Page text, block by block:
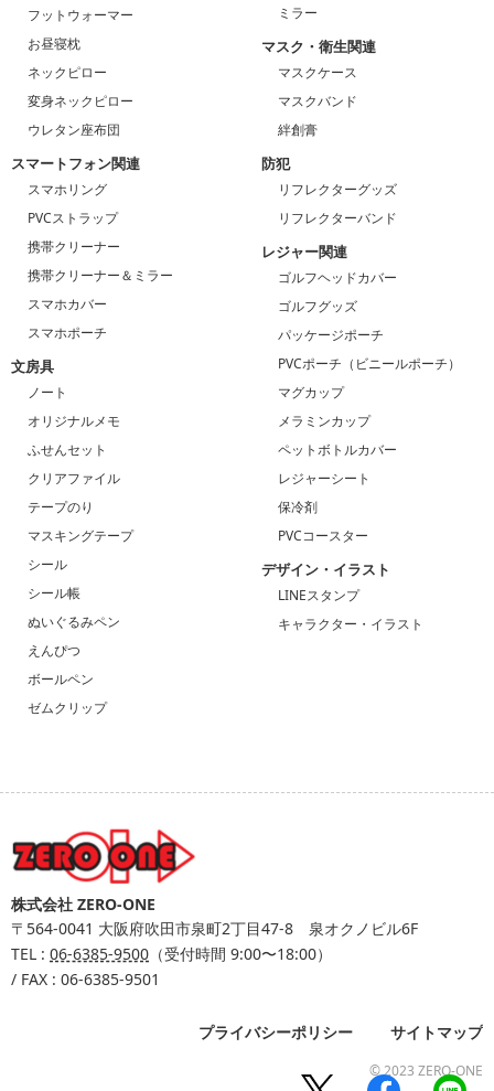
フットウォーマー
お昼寝枕
ネックピロー
変身ネックピロー
ウレタン座布団
スマートフォン関連
スマホリング
PVCストラップ
携帯クリーナー
携帯クリーナー＆ミラー
スマホカバー
スマホポーチ
文房具
ノート
オリジナルメモ
ふせんセット
クリアファイル
テープのり
マスキングテープ
シール
シール帳
ぬいぐるみペン
えんぴつ
ボールペン
ゼムクリップ
ミラー
マスク・衛生関連
マスクケース
マスクバンド
絆創膏
防犯
リフレクターグッズ
リフレクターバンド
レジャー関連
ゴルフヘッドカバー
ゴルフグッズ
パッケージポーチ
PVCポーチ（ビニールポーチ）
マグカップ
メラミンカップ
ペットボトルカバー
レジャーシート
保冷剤
PVCコースター
デザイン・イラスト
LINEスタンプ
キャラクター・イラスト
株式会社 ZERO-ONE
〒564-0041 大阪府吹田市泉町2丁目47-8 泉オクノビル6F
TEL : 06-6385-9500 （受付時間 9:00〜18:00）
/ FAX : 06-6385-9501
プライバシーポリシー サイトマップ
© 2023 ZERO-ONE